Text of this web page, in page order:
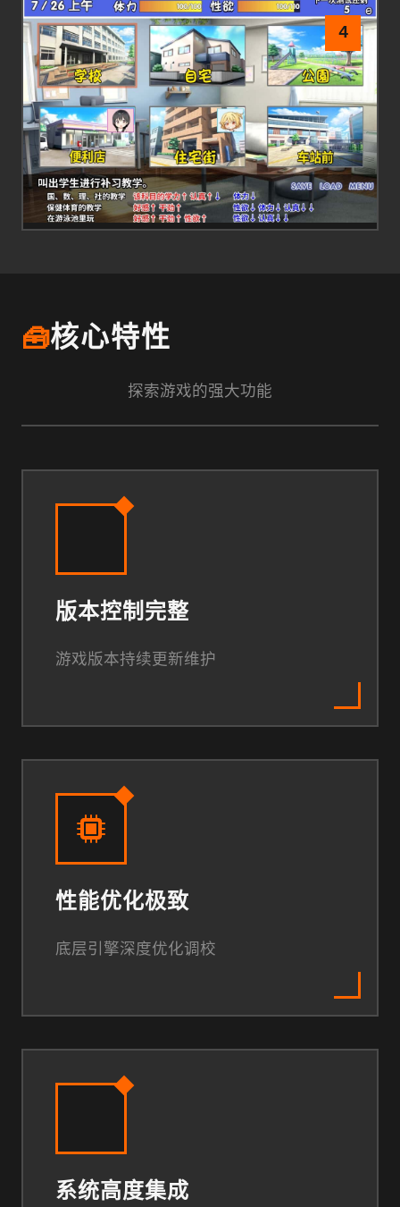
4
🧰核心特性
探索游戏的强大功能
版本控制完整
游戏版本持续更新维护
性能优化极致
底层引擎深度优化调校
系统高度集成